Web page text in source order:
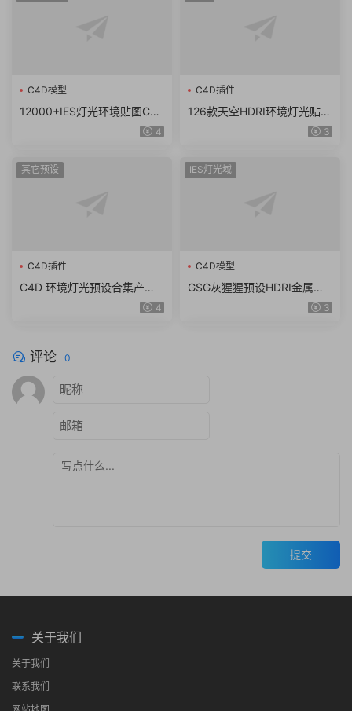
C4D模型
12000+IES灯光环境贴图C4
D灯光设计素材 ies 壁灯射灯4
C4D插件
126款天空HDRI环境灯光贴图
3d渲染6K素材hdr打光exr格3
其它预设
C4D插件
C4D 环境灯光预设合集产品
模型场景舞台灯光Lib4d格式4
IES灯光域
C4D模型
GSG灰猩猩预设HDRI金属产
品场景渲染 hdr灯光预设 支持
3
评论 0
提交
关于我们
关于我们
联系我们